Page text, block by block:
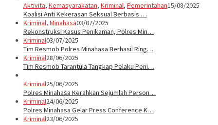
Aktivita, Kemasyarakatan, Kriminal, Pemerintahan15/08/2025
Koalisi Anti Kekerasan Seksual Berbasis …
Kriminal, Minahasa03/07/2025
Rekonstruksi Kasus Penikaman, Polres Min…
Kriminal03/07/2025
Tim Resmob Polres Minahasa Berhasil Ring…
Kriminal28/06/2025
Tim Resmob Tarantula Tangkap Pelaku Peni…
Kriminal25/06/2025
Polres Minahasa Kerahkan Sejumlah Person…
Kriminal24/06/2025
Polres Minahasa Gelar Press Conference K…
Kriminal23/06/2025